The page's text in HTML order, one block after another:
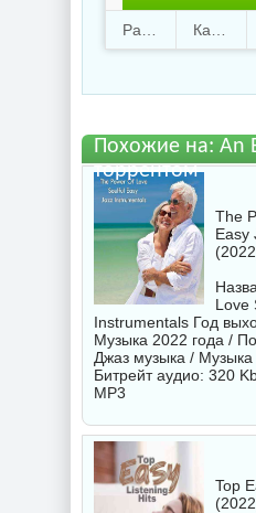
....torrent
118
Похожие на: An
торрентом
The
Easy
Love
Instrumentals Год
Музыка 2022 года /
Джаз музыка / Музыка
Битрейт аудио: 320
MP3
Top